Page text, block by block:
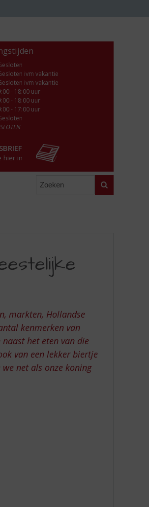
ivm vakantie
ivm vakantie
- 18:00 uur
- 18:00 uur
- 17:00 uur
hier in
Zoeken
markten, Hollandse
kenmerken van
het eten van die
van een lekker biertje
net als onze koning